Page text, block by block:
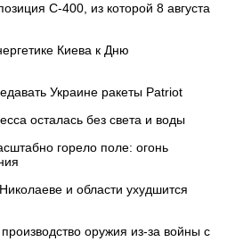
С-400, из которой 8 августа
Киева к Дню
Украине ракеты Patriot
осталась без света и воды
горело поле: огонь
и области ухудшится
оружия из-за войны с